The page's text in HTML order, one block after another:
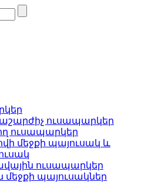
ուսապարկեր
ուսապարկեր
մեջքի պայուսակ և
ուսապարկեր
մեջքի պայուսակներ